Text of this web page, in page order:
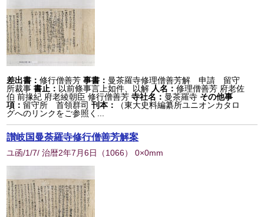
差出書：修行僧善芳 事書： 曼茶羅寺修理僧善芳解 申請 留守
所裁事書止： 以前條事言上如件、以解 人名：修理僧善芳 府老佐
伯 前掾紀 府老綾朝臣 修行僧善芳 寺社名： 曼茶羅寺 その他事
項： 留守所 首領群司 刊本：
（東大史料編纂所ユニオンカタロ
グへのリンクをご参照く...
讃岐国曼荼羅寺修行僧善芳解案
ユ函/1/7/ 治暦2年7月6日 （1066） 0×0mm